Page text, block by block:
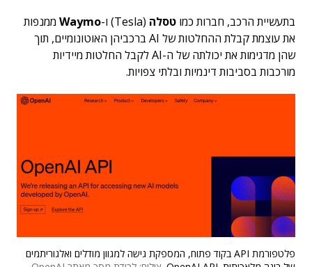
בתעשיית הרכב, חברות כמו טסלה (Tesla) ו-Waymo ממנפות
את עוצמת קבלת ההחלטות של AI ברכביהן האוטונומיים, תוך
שהן מדגימות את יכולתה של ה-AI לקבל החלטות מיידיות
מורכבות בסביבות דינמיות ובלתי צפויות.
פלטפורמת API בקוד פתוח, המספקת גישה למגוון מודלים ואלגוריתמים